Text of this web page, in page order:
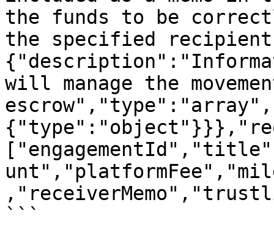
the funds to be
the specified
will manage the
```